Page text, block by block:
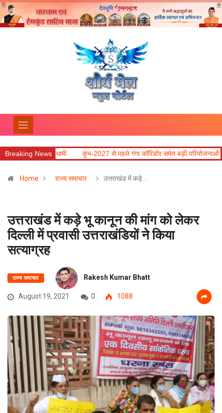
Breaking News
धामी कुंभ-2027 से पहले गंगा कॉरिडोर समेत बड़ी परियोजनाओं में तेजी लाने के
Home राज्य समाचार उत्तराखंड में कड़े…
उत्तराखंड में कड़े भू कानून की मांग को लेकर
दिल्ली में प्रवासी उत्तराखंडियों ने किया
सत्याग्रह
राज्य समाचार Rakesh Kumar Bhatt
August 19, 2021 0 1088